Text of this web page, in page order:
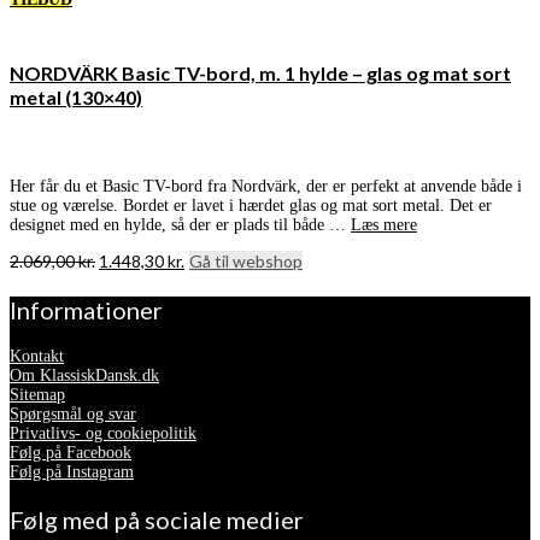
NORDVÄRK Basic TV-bord, m. 1 hylde – glas og mat sort
metal (130×40)
Her får du et Basic TV-bord fra Nordvärk, der er perfekt at anvende både i
stue og værelse. Bordet er lavet i hærdet glas og mat sort metal. Det er
designet med en hylde, så der er plads til både … Læs mere
2.069,00kr. Den
pris
var:
1.448,30kr. Den
pris
Gå til webshop
Informationer
Kontakt
Om KlassiskDansk.dk
Sitemap
Spørgsmål og svar
Privatlivs- og cookiepolitik
Følg på Facebook
Følg på Instagram
Følg med på sociale medier